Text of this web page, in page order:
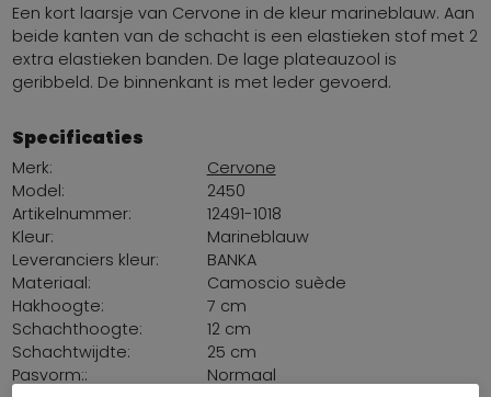
Een kort laarsje van Cervone in de kleur marineblauw. Aan
beide kanten van de schacht is een elastieken stof met 2
extra elastieken banden. De lage plateauzool is
geribbeld. De binnenkant is met leder gevoerd.
Specificaties
Merk:
Cervone
Model:
2450
Artikelnummer:
12491-1018
Kleur:
Marineblauw
Leveranciers kleur:
BANKA
Materiaal:
Camoscio suède
Hakhoogte:
7 cm
Schachthoogte:
12 cm
Schachtwijdte:
25 cm
Pasvorm::
Normaal